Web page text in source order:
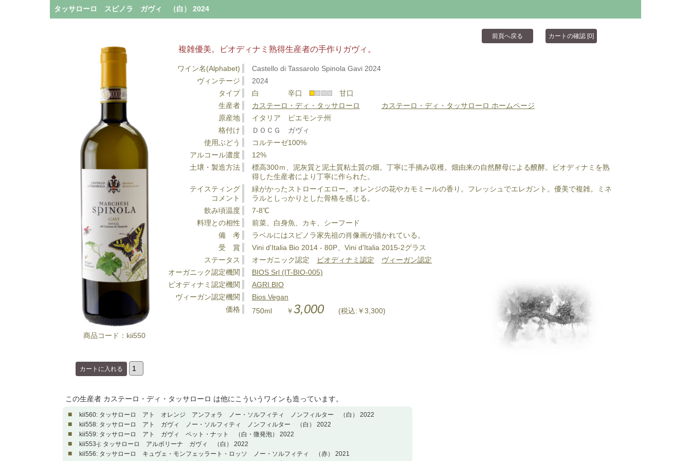
タッサローロ スピノラ ガヴィ （白） 2024
商品コード：kii550
複雑優美。ビオディナミ熟得生産者の手作りガヴィ。
ワイン名(Alphabet)
Castello di Tassarolo Spinola Gavi 2024
ヴィンテージ
2024
タイプ
白 辛口
甘口
生産者
カステーロ・ディ・タッサローロ
カステーロ・ディ・タッサローロ ホームページ
原産地
イタリア ピエモンテ州
格付け
ＤＯＣＧ ガヴィ
使用ぶどう
コルテーゼ100%
アルコール濃度
12%
土壌・製造方法
標高300ｍ、泥灰質と泥土質粘土質の畑。丁寧に手摘み収穫。畑由来の自然酵母による醗酵。ビオディナミを熟
得した生産者により丁寧に作られた。
テイスティング
コメント
緑がかったストローイエロー。オレンジの花やカモミールの香り。フレッシュでエレガント。優美で複雑。ミネ
ラルとしっかりとした骨格を感じる。
飲み頃温度
7-8℃
料理との相性
前菜、白身魚、カキ、シーフード
備 考
ラベルにはスピノラ家先祖の肖像画が描かれている。
受 賞
Vini d'Italia Bio 2014 - 80P、Vini d'Italia 2015-2グラス
ステータス
オーガニック認定 ビオディナミ認定
ヴィーガン認定
オーガニック認定機関
BIOS Srl (IT-BIO-005)
ビオディナミ認定機関
AGRI BIO
ヴィーガン認定機関
Bios Vegan
価格
750ml ￥3,000 (税込:￥3,300)
この生産者 カステーロ・ディ・タッサローロ は他にこういうワインも造っています。
■ kii560: タッサローロ アト オレンジ アンフォラ ノー・ソルフィティ ノンフィルター （白） 2022
■ kii558: タッサローロ アト ガヴィ ノー・ソルフィティ ノンフィルター （白） 2022
■ kii559: タッサローロ アト ガヴィ ペット・ナット （白・微発泡） 2022
■ kii553-j: タッサローロ アルボリーナ ガヴィ （白） 2022
■ kii556: タッサローロ キュヴェ・モンフェッラート・ロッソ ノー・ソルフィティ （赤） 2021